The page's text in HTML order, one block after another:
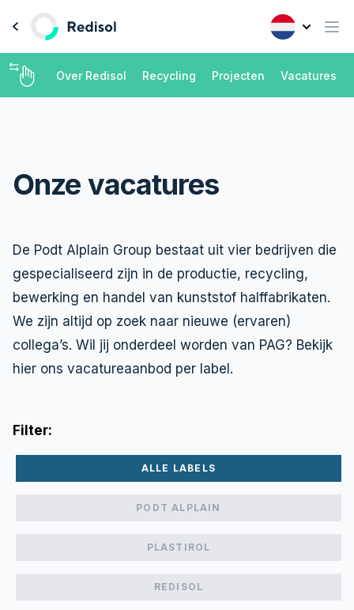
Over Redisol Recycling Projecten Vacatures
Onze vacatures
De Podt Alplain Group bestaat uit vier bedrijven die
gespecialiseerd zijn in de productie, recycling,
bewerking en handel van kunststof halffabrikaten.
We zijn altijd op zoek naar nieuwe (ervaren)
collega’s. Wil jij onderdeel worden van PAG? Bekijk
hier ons vacatureaanbod per label.
Filter:
ALLE LABELS
PODT ALPLAIN
PLASTIROL
REDISOL